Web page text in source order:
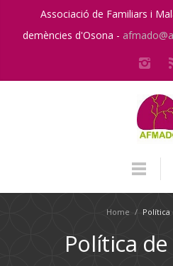
Associació de Familiars i
demències d'Osona -
Home / Política
Política